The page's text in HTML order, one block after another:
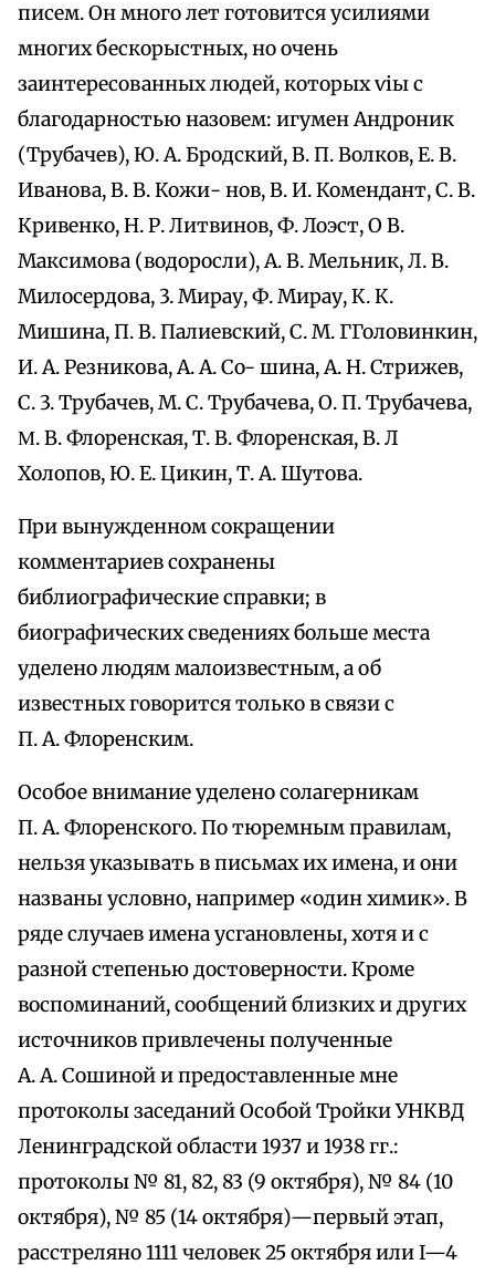
писем. Он много лет готовится усилиями
многих бескорыстных, но очень
заинтересованных людей, которых ѵіы с
благодарностью назовем: игумен Андроник
(Трубачев), Ю. А. Бродский, В. П. Волков, Е. В.
Иванова, В. В. Кожи- нов, В. И. Комендант, С. В.
Кривенко, Н. Р. Литвинов, Ф. Лоэст, О В.
Максимова (водоросли), А. В. Мельник, Л. В.
Милосердова, 3. Мирау, Ф. Мирау, К. К.
Мишина, П. В. Палиевский, С. М. ГГоловинкин,
И. А. Резникова, А. А. Co- шина, А. Н. Стрижев,
С. 3. Трубачев, М. С. Трубачева, О. П. Трубачева,
Μ. В. Флоренская, Т. В. Флоренская, В. Л
Холопов, Ю. Е. Цикин, Т. А. Шутова.
При вынужденном сокращении
комментариев сохранены
библиографические справки; в
биографических сведениях больше места
уделено людям малоизвестным, а об
известных говорится только в связи с
П. А. Флоренским.
Особое внимание уделено солагерникам
П. А. Флоренского. По тюремным правилам,
нельзя указывать в письмах их имена, и они
названы условно, например «один химик». В
ряде случаев имена усгановлены, хотя и с
разной степенью достоверности. Кроме
воспоминаний, сообщений близких и других
источников привлечены полученные
А. А. Сошиной и предоставленные мне
протоколы заседаний Особой Тройки УНКВД
Ленинградской области 1937 и 1938 гг.:
протоколы № 81, 82, 83 (9 октября), № 84 (10
октября), № 85 (14 октября)—первый этап,
расстреляно 1111 человек 25 октября или I—4